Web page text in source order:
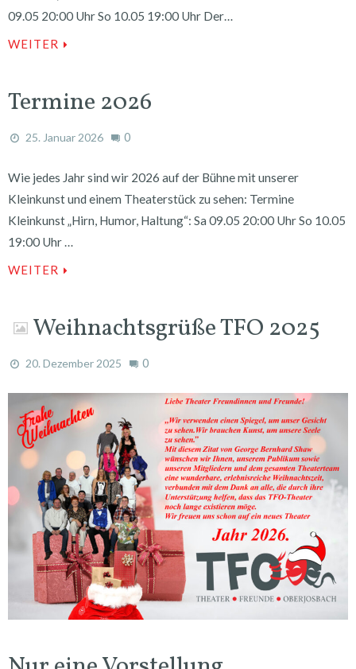
09.05 20:00 Uhr So 10.05 19:00 Uhr Der…
WEITER
Termine 2026
25. Januar 2026 0
Wie jedes Jahr sind wir 2026 auf der Bühne mit unserer
Kleinkunst und einem Theaterstück zu sehen: Termine
Kleinkunst „Hirn, Humor, Haltung“: Sa 09.05 20:00 Uhr So 10.05
19:00 Uhr …
WEITER
Weihnachtsgrüße TFO 2025
20. Dezember 2025 0